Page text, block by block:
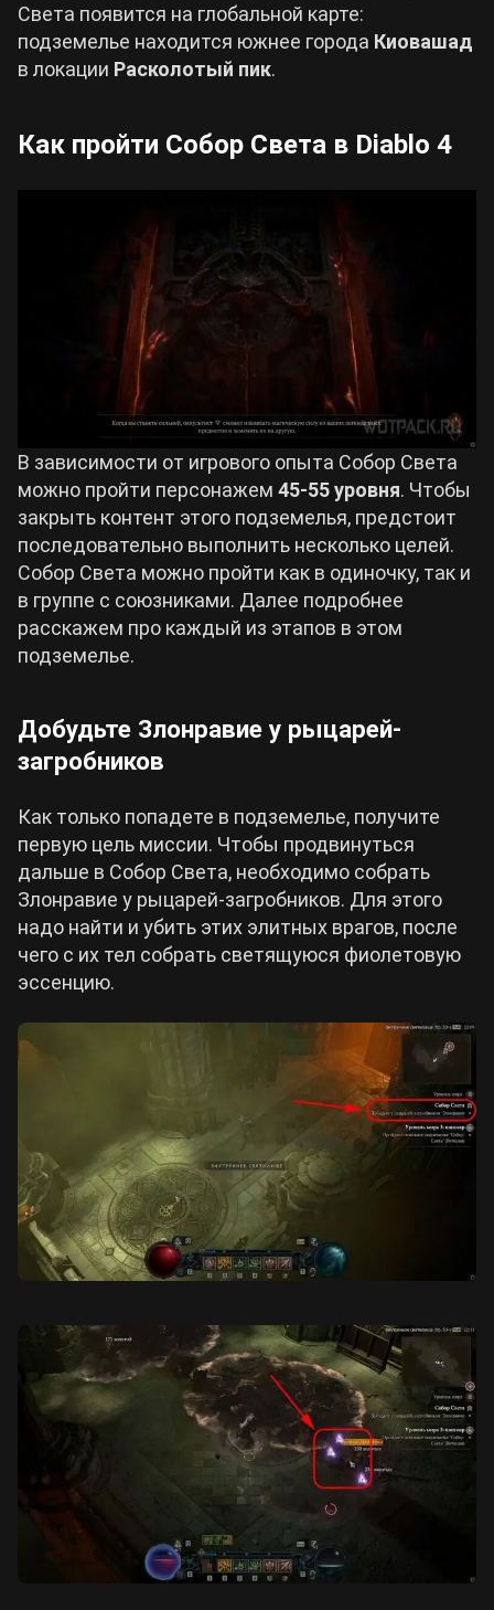
Света появится на глобальной карте:
подземелье находится южнее города Киовашад
в локации Расколотый пик.
Как пройти Собор Света в Diablo 4
В зависимости от игрового опыта Собор Света
можно пройти персонажем 45-55 уровня. Чтобы
закрыть контент этого подземелья, предстоит
последовательно выполнить несколько целей.
Собор Света можно пройти как в одиночку, так и
в группе с союзниками. Далее подробнее
расскажем про каждый из этапов в этом
подземелье.
Добудьте Злонравие у рыцарей-
загробников
Как только попадете в подземелье, получите
первую цель миссии. Чтобы продвинуться
дальше в Собор Света, необходимо собрать
Злонравие у рыцарей-загробников. Для этого
надо найти и убить этих элитных врагов, после
чего с их тел собрать светящуюся фиолетовую
эссенцию.